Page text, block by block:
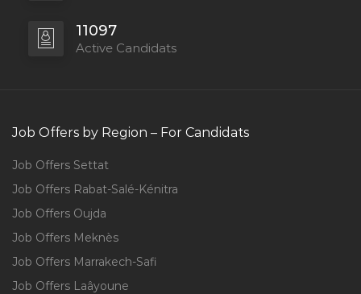
11097
Active Candidats
Job Offers by Region – For Candidats
Job Offers Settat
Job Offers Rabat-Salé-Kénitra
Job Offers Oujda
Job Offers Meknès
Job Offers Marrakech-Safi
Job Offers Laâyoune